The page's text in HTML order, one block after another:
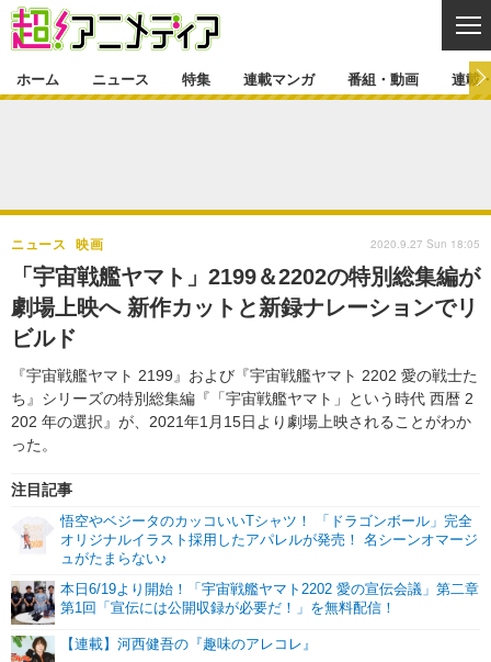
ゲーム・アプリ マンガ
グッズ イベント
舞台 新帝スタ
特集一覧 カバー
ラキりす
連載マンガ
連載マンガ一覧 連載一覧
番組・動画
番組・動画一覧 ラジオ
連載・ブログ
連載・ブログ一覧
編集部ブログ・お知らせ
ホーム ニュース 特集 連載マンガ 番組・動画 連載
「宇宙戦艦ヤマト」2199＆2202の特別総集編が
劇場上映へ 新作カットと新録ナレーションでリ
ビルド
『宇宙戦艦ヤマト 2199』および『宇宙戦艦ヤマト 2202 愛の戦士た
ち』シリーズの特別総集編『「宇宙戦艦ヤマト」という時代 西暦 2
202 年の選択』が、2021年1月15日より劇場上映されることがわか
った。
ニュース 映画
注目記事
悟空やベジータのカッコいいTシャツ！ 「ドラゴンボール」完全
オリジナルイラスト採用したアパレルが発売！ 名シーンオマージ
ュがたまらない♪
本日6/19より開始！「宇宙戦艦ヤマト2202 愛の宣伝会議」第二章
第1回「宣伝には公開収録が必要だ！」を無料配信！
【連載】河西健吾の『趣味のアレコレ』
2020.9.27 Sun 18:05